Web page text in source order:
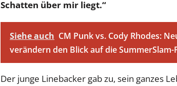
Schatten über mir liegt.“
Siehe auch CM Punk vs. Cody Rhodes:
verändern den Blick auf die SummerSlam-
Der junge Linebacker gab zu, sein ganzes